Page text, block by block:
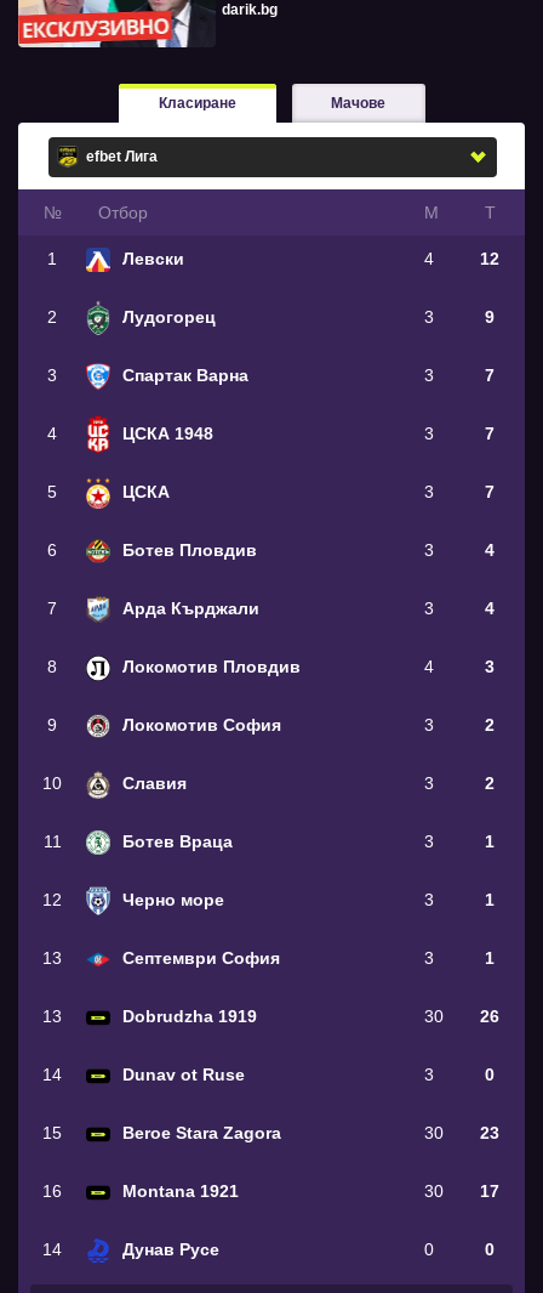
darik.bg
Класиране Мачове
№ Oтбор М Т
1 Левски 4 12
2 Лудогорец 3 9
3 Спартак Варна 3 7
4 ЦСКА 1948 3 7
5 ЦСКА 3 7
6 Ботев Пловдив 3 4
7 Арда Кърджали 3 4
8 Локомотив Пловдив 4 3
9 Локомотив София 3 2
10 Славия 3 2
11 Ботев Враца 3 1
12 Черно море 3 1
13 Септември София 3 1
13 Dobrudzha 1919 30 26
14 Dunav ot Ruse 3 0
15 Beroe Stara Zagora 30 23
16 Montana 1921 30 17
14 Дунав Русе 0 0